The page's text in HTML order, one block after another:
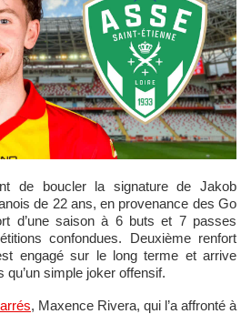
de 22 ans, en provenance des Go
d’une saison à 6 buts et 7 passes
confondues. Deuxième renfort
engagé sur le long terme et arrive
simple joker offensif.
, Maxence Rivera, qui l’a affronté à